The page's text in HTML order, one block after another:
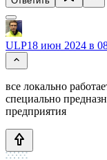
ULP18 июн 2024 в
все локально
специально
предприятия